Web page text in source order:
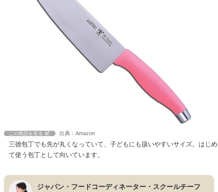
この商品を見る 出典：Amazon
三徳包丁でも先が丸くなっていて、子どもにも扱いやすいサイズ。はじめ
て使う包丁として向いています。
ジャパン・フードコーディネーター・スクールチーフ